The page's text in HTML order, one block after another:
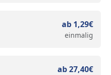
ab 1,29€
einmalig
ab 27,40€